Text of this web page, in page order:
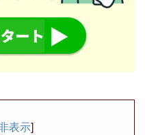
表示]